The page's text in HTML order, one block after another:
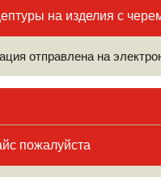
на изделия с
отправлена на
пожалуйста